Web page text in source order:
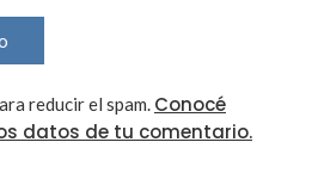
reducir el spam. Conocé
datos de tu comentario.